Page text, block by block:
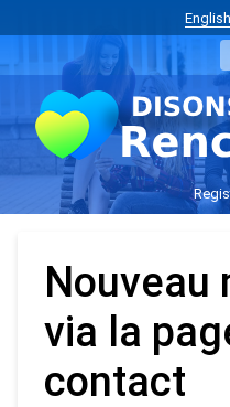
English
Nouveau
via la
contact